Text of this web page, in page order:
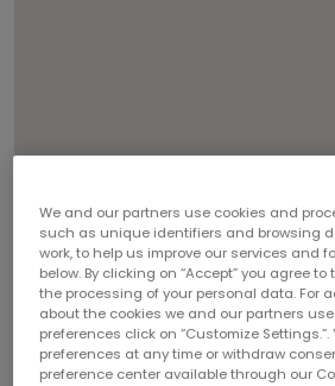
1
We and our partners use cookies and
such as unique identifiers and browsing
work, to help us improve our services and
below. By clicking on “Accept” you agree
the processing of your personal data. For
about the cookies we and our partners
preferences click on “Customize
preferences at any time or withdraw
preference center available through our